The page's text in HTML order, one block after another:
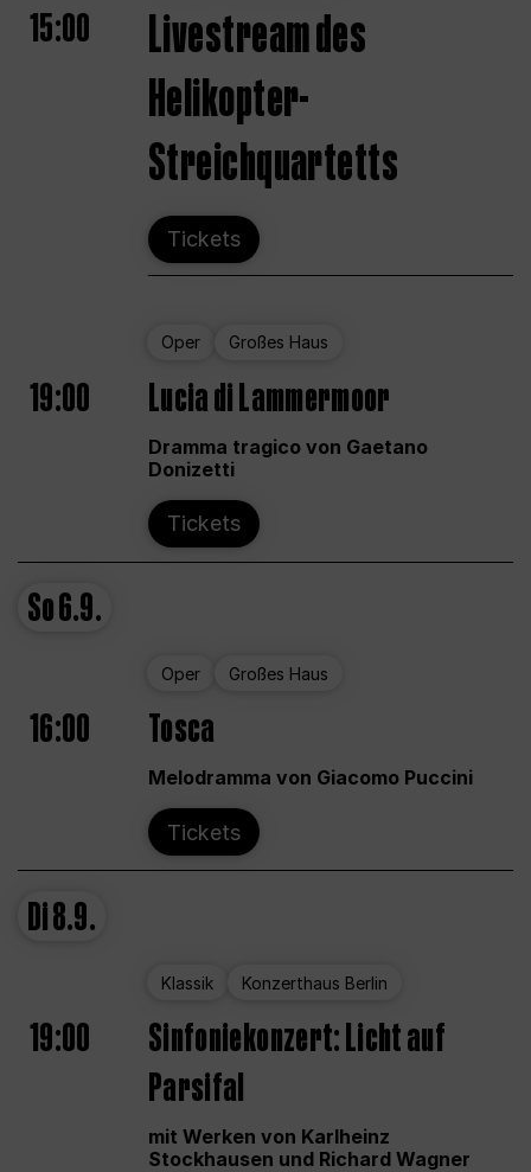
15:00
Livestream des
Helikopter-
Streichquartetts
Tickets
Oper Großes Haus
19:00 Lucia di Lammermoor
Dramma tragico von Gaetano
Donizetti
Tickets
So6.9.
Oper Großes Haus
16:00 Tosca
Melodramma von Giacomo Puccini
Tickets
Di8.9.
Klassik Konzerthaus Berlin
19:00
Sinfoniekonzert: Licht auf
Parsifal
mit Werken von Karlheinz
Stockhausen und Richard Wagner